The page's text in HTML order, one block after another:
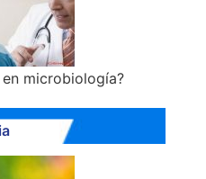
microbiología?